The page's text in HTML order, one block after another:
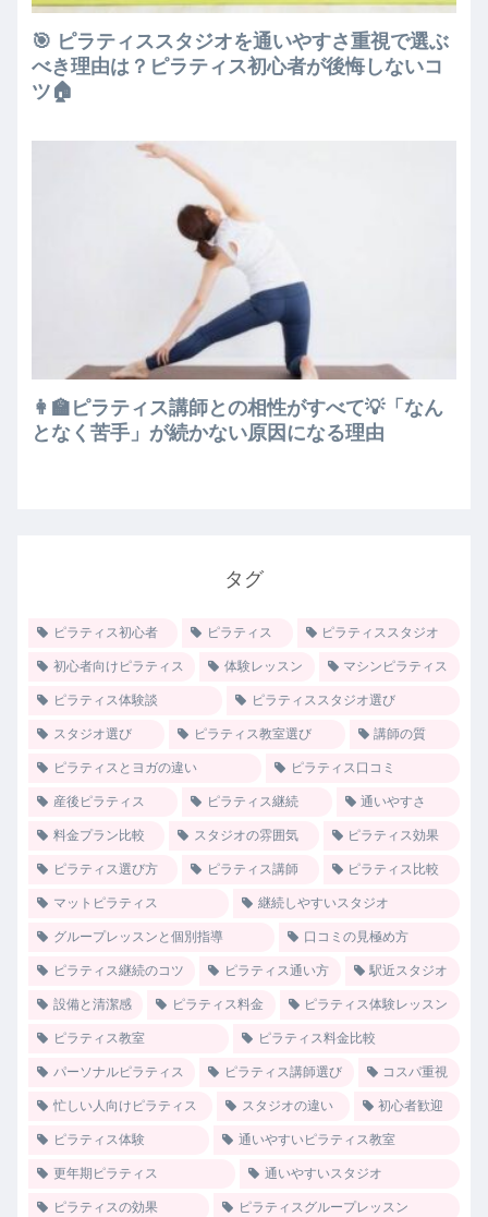
🎯 ピラティススタジオを通いやすさ重視で選ぶ
べき理由は？ピラティス初心者が後悔しないコ
ツ🏠
👩‍🏫ピラティス講師との相性がすべて💡「なん
となく苦手」が続かない原因になる理由
タグ
ピラティス初心者 ピラティス ピラティススタジオ
初心者向けピラティス 体験レッスン マシンピラティス
ピラティス体験談 ピラティススタジオ選び
スタジオ選び ピラティス教室選び 講師の質
ピラティスとヨガの違い ピラティス口コミ
産後ピラティス ピラティス継続 通いやすさ
料金プラン比較 スタジオの雰囲気 ピラティス効果
ピラティス選び方 ピラティス講師 ピラティス比較
マットピラティス 継続しやすいスタジオ
グループレッスンと個別指導 口コミの見極め方
ピラティス継続のコツ ピラティス通い方 駅近スタジオ
設備と清潔感 ピラティス料金 ピラティス体験レッスン
ピラティス教室 ピラティス料金比較
パーソナルピラティス ピラティス講師選び コスパ重視
忙しい人向けピラティス スタジオの違い 初心者歓迎
ピラティス体験 通いやすいピラティス教室
更年期ピラティス 通いやすいスタジオ
ピラティスの効果 ピラティスグループレッスン